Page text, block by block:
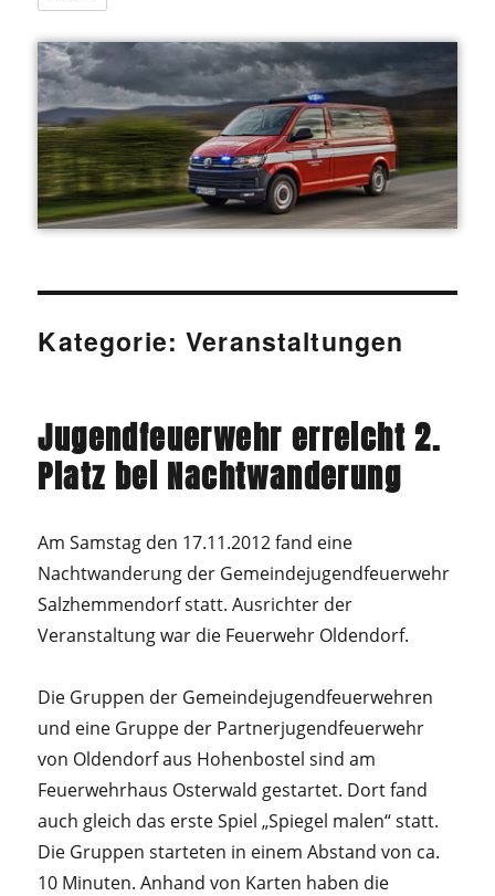
Kategorie:Veranstaltungen
Jugendfeuerwehr erreicht 2.
Platz bei Nachtwanderung
Am Samstag den 17.11.2012 fand eine
Nachtwanderung der Gemeindejugendfeuerwehr
Salzhemmendorf statt. Ausrichter der
Veranstaltung war die Feuerwehr Oldendorf.
Die Gruppen der Gemeindejugendfeuerwehren
und eine Gruppe der Partnerjugendfeuerwehr
von Oldendorf aus Hohenbostel sind am
Feuerwehrhaus Osterwald gestartet. Dort fand
auch gleich das erste Spiel „Spiegel malen“ statt.
Die Gruppen starteten in einem Abstand von ca.
10 Minuten. Anhand von Karten haben die